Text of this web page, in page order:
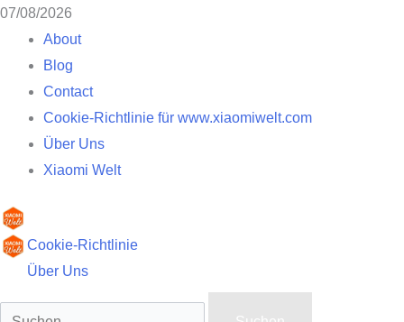
Zum
Inhalt
springen
07/08/2026
About
Blog
Contact
Cookie-Richtlinie für www.xiaomiwelt.com
Über Uns
Xiaomi Welt
Primäres
Menü
Cookie-Richtlinie
Über Uns
Suchen